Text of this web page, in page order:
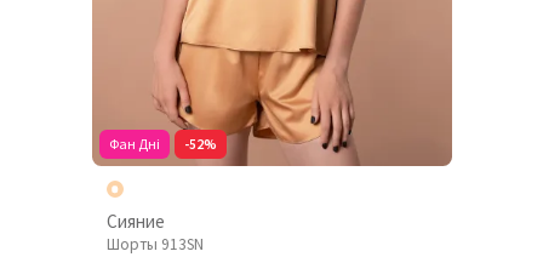
Фан Дні -52%
Сияние
Шорты 913SN